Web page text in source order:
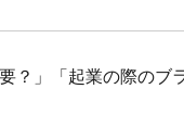
？」「起業の際の